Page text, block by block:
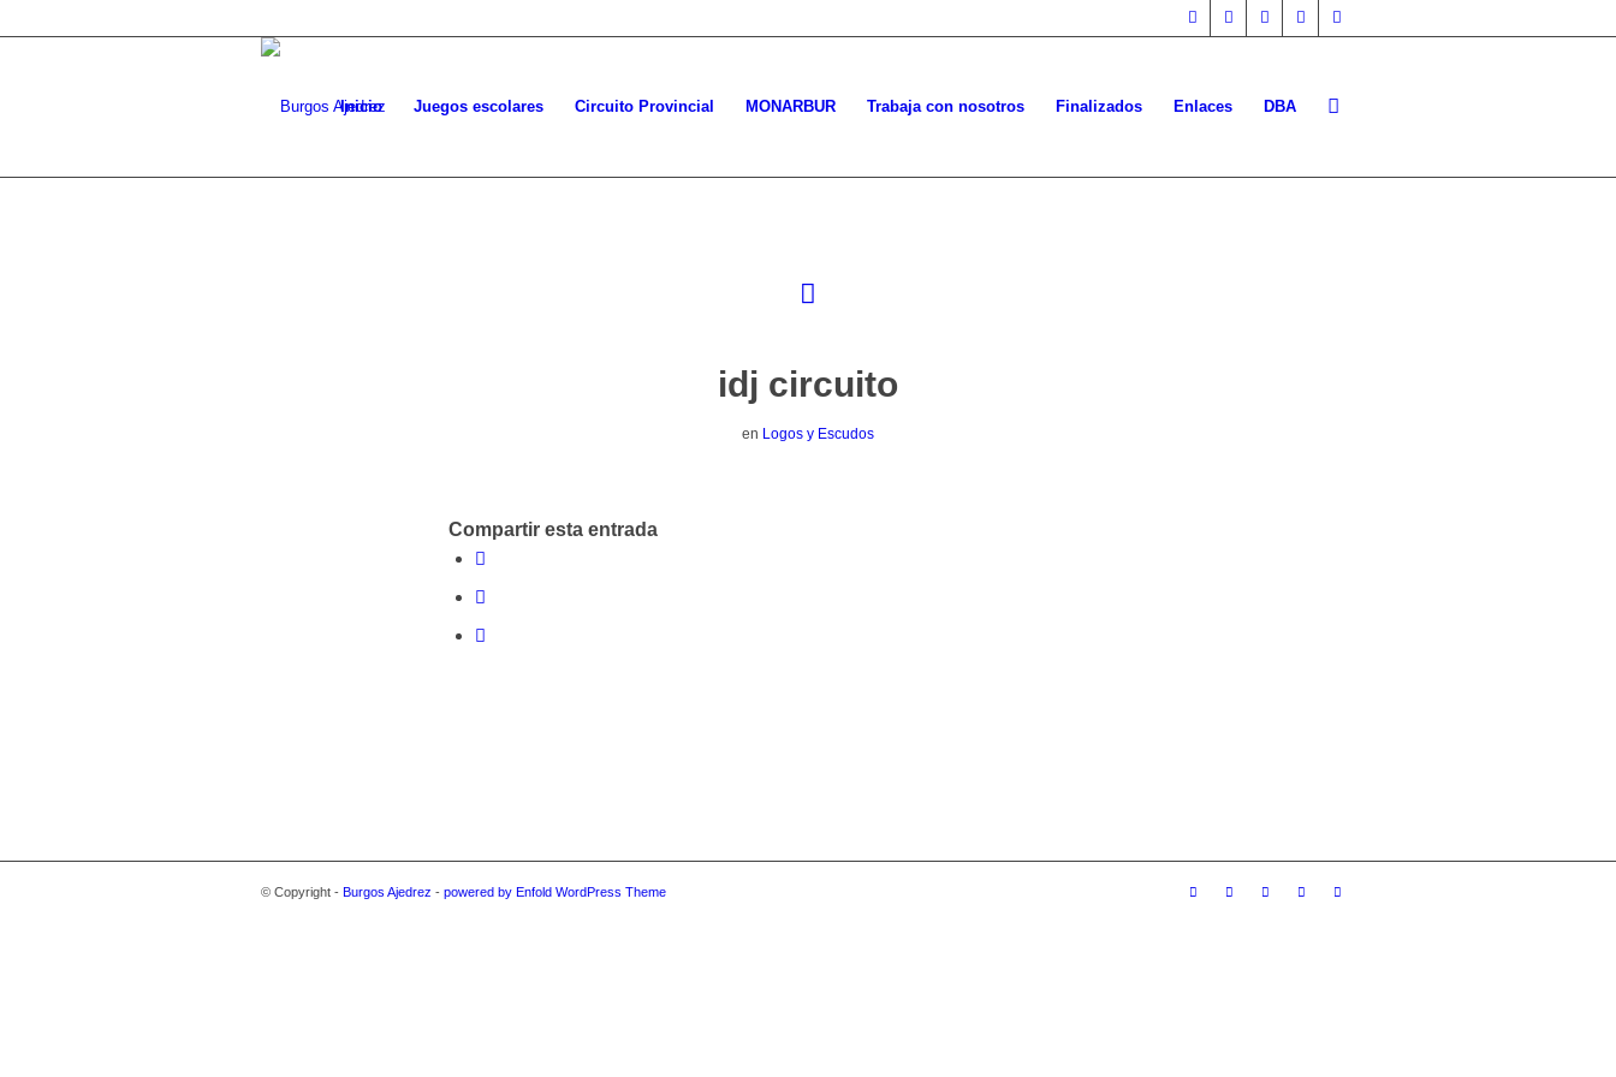
Inicio Juegos escolares Circuito Provincial MONARBUR Trabaja con nosotros Finalizados Enlaces DBA
idj circuito
en Logos y Escudos
Compartir esta entrada
© Copyright - Burgos Ajedrez - powered by Enfold WordPress Theme